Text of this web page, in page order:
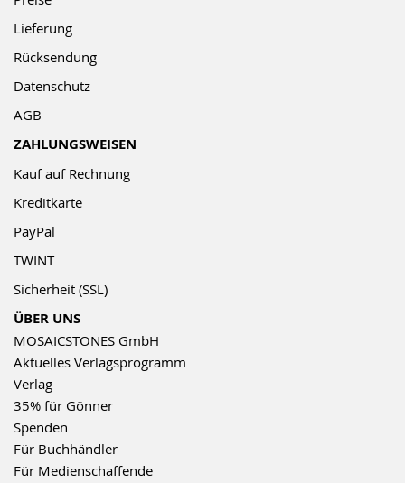
Lieferung
Rücksendung
Datenschutz
AGB
ZAHLUNGSWEISEN
Kauf auf Rechnung
Kreditkarte
PayPal
TWINT
Sicherheit (SSL)
ÜBER UNS
MOSAICSTONES GmbH
Aktuelles Verlagsprogramm
Verlag
35% für Gönner
Spenden
Für Buchhändler
Für Medienschaffende